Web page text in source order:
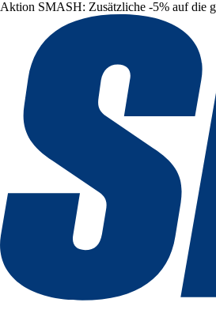
Aktion SMASH: Zusätzliche -5% auf die